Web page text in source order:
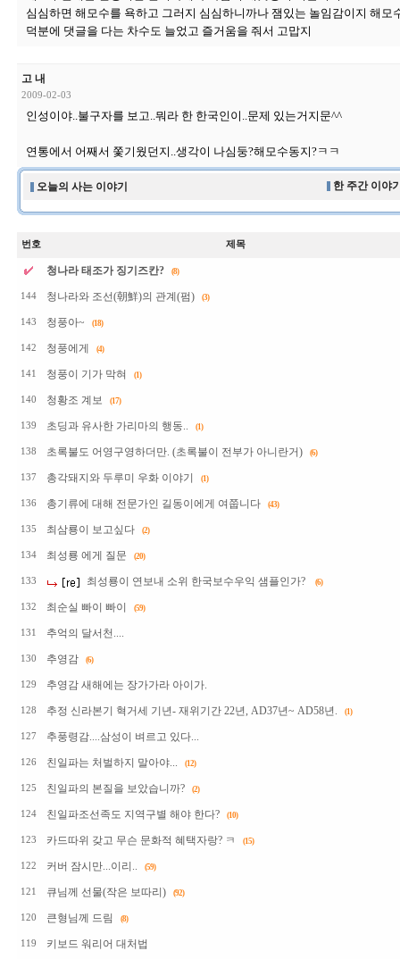
심심하면 해모수를 욕하고 그러지 심심하니까나 잼있는 놀임감이지 해모
덕분에 댓글을 다는 차수도 늘었고 즐거움을 줘서 고맙지
고 내
2009-02-03
인성이야..불구자를 보고..뭐라 한 한국인이..문제 있는거지문^^
연통에서 어째서 쫓기웠던지..생각이 나심둥?해모수동지?ㅋㅋ
오늘의 사는 이야기 한 주간 이야
번호 제목
청나라 태조가 징기즈칸? (8)
144 청나라와 조선(朝鮮)의 관계(펌) (3)
143 청풍아~ (18)
142 청풍에게 (4)
141 청풍이 기가 막혀 (1)
140 청황조 계보 (17)
139 초딩과 유사한 가리마의 행동.. (1)
138 초록불도 어영구영하더만. (초록불이 전부가 아니란거) (6)
137 총각돼지와 두루미 우화 이야기 (1)
136 총기류에 대해 전문가인 길동이에게 여쭙니다 (43)
135 최삼룡이 보고싶다 (2)
134 최성룡 에게 질문 (20)
133 최성룡이 연보내 소위 한국보수우익 샘플인가? (6)
132 최순실 빠이 빠이 (59)
131 추억의 달서천....
130 추영감 (6)
129 추영감 새해에는 장가가라 아이가.
128 추정 신라본기 혁거세 기년- 재위기간 22년, AD37년~ AD58년. (1)
127 추풍령감....삼성이 벼르고 있다...
126 친일파는 처벌하지 말아야... (12)
125 친일파의 본질을 보았습니까? (2)
124 친일파조선족도 지역구별 해야 한다? (10)
123 카드따위 갖고 무슨 문화적 혜택자랑? ㅋ (15)
122 커버 잠시만...이리.. (59)
121 큐님께 선물(작은 보따리) (92)
120 큰형님께 드림 (8)
119 키보드 워리어 대처법